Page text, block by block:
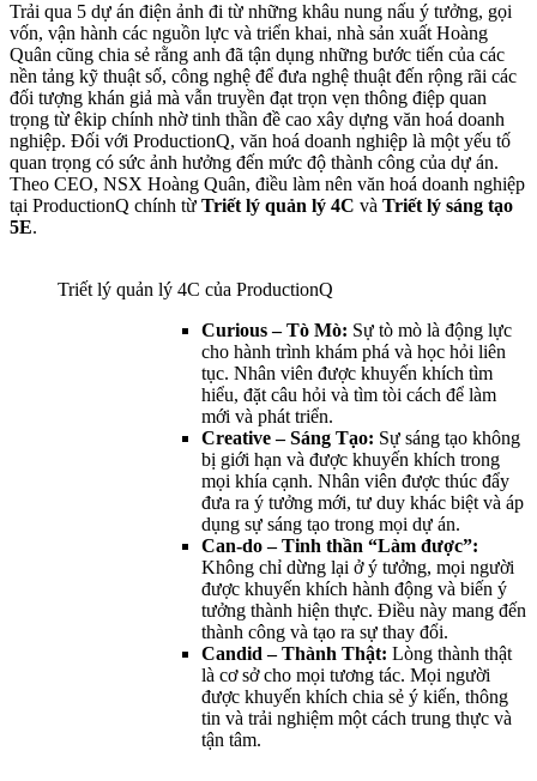
Trải qua 5 dự án điện ảnh đi từ những khâu nung nấu ý tưởng, gọi
vốn, vận hành các nguồn lực và triển khai, nhà sản xuất Hoàng
Quân cũng chia sẻ rằng anh đã tận dụng những bước tiến của các
nền tảng kỹ thuật số, công nghệ để đưa nghệ thuật đến rộng rãi các
đối tượng khán giả mà vẫn truyền đạt trọn vẹn thông điệp quan
trọng từ êkip chính nhờ tinh thần đề cao xây dựng văn hoá doanh
nghiệp. Đối với ProductionQ, văn hoá doanh nghiệp là một yếu tố
quan trọng có sức ảnh hưởng đến mức độ thành công của dự án.
Theo CEO, NSX Hoàng Quân, điều làm nên văn hoá doanh nghiệp
tại ProductionQ chính từ Triết lý quản lý 4C và Triết lý sáng tạo
5E.
Triết lý quản lý 4C của ProductionQ
Curious – Tò Mò: Sự tò mò là động lực
cho hành trình khám phá và học hỏi liên
tục. Nhân viên được khuyến khích tìm
hiểu, đặt câu hỏi và tìm tòi cách để làm
mới và phát triển.
Creative – Sáng Tạo: Sự sáng tạo không
bị giới hạn và được khuyến khích trong
mọi khía cạnh. Nhân viên được thúc đẩy
đưa ra ý tưởng mới, tư duy khác biệt và áp
dụng sự sáng tạo trong mọi dự án.
Can-do – Tinh thần “Làm được”:
Không chỉ dừng lại ở ý tưởng, mọi người
được khuyến khích hành động và biến ý
tưởng thành hiện thực. Điều này mang đến
thành công và tạo ra sự thay đổi.
Candid – Thành Thật: Lòng thành thật
là cơ sở cho mọi tương tác. Mọi người
được khuyến khích chia sẻ ý kiến, thông
tin và trải nghiệm một cách trung thực và
tận tâm.